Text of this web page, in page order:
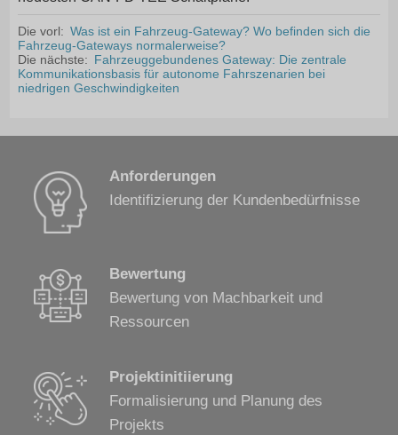
Die vorl: Was ist ein Fahrzeug-Gateway? Wo befinden sich die
Fahrzeug-Gateways normalerweise?
Die nächste: Fahrzeuggebundenes Gateway: Die zentrale
Kommunikationsbasis für autonome Fahrszenarien bei
niedrigen Geschwindigkeiten
Anforderungen
Identifizierung der Kundenbedürfnisse
Bewertung
Bewertung von Machbarkeit und
Ressourcen
Projektinitiierung
Formalisierung und Planung des
Projekts